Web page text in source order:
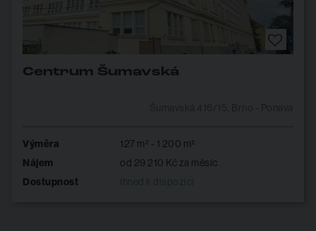
Centrum Šumavská
Výměra 127 m² - 1 200 m²
Nájem od 29 210 Kč za měsíc
Dostupnost